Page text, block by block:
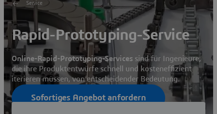
Service
Rapid-Prototyping-Service
Online-Rapid-Prototyping-Services sind für Ingenieure,
die ihre Produktentwürfe schnell und kosteneffizient
iterieren müssen, von entscheidender Bedeutung.
Sofortiges Angebot anfordern